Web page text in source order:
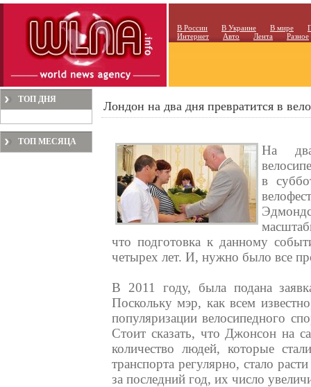
В России В Украине В мире
Интернет
Авто Лента Разное
ТОП ДНЯ
ТОП МЕСЯЦА
Лондон на два дня превратится в
На
в
что подготовка к данному
четырех лет. И, нужно было все
В 2011 году, была подана
Поскольку мэр, как всем
популяризации велосипедного
Стоит сказать, что Джонсон на
количество людей, которые
транспорта регулярно, стало
за последний год, их число